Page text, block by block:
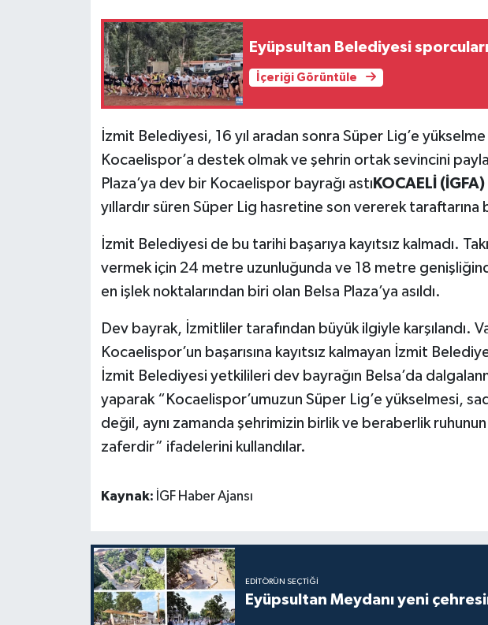
Eyüpsultan Belediyesi
İçeriği Görüntüle
İzmit Belediyesi, 16 yıl aradan sonra Süper Lig’e
Kocaelispor’a destek olmak ve şehrin ortak sevincini
Plaza’ya dev bir Kocaelispor bayrağı astı KOCAELİ (İGFA)
yıllardır süren Süper Lig hasretine son vererek taraftarına
İzmit Belediyesi de bu tarihi başarıya kayıtsız kalmadı.
vermek için 24 metre uzunluğunda ve 18 metre
en işlek noktalarından biri olan Belsa Plaza’ya asıldı.
Dev bayrak, İzmitliler tarafından büyük ilgiyle karşılandı.
Kocaelispor’un başarısına kayıtsız kalmayan İzmit
İzmit Belediyesi yetkilileri dev bayrağın Belsa’da
yaparak “Kocaelispor’umuzun Süper Lig’e yükselmesi,
değil, aynı zamanda şehrimizin birlik ve beraberlik
zaferdir” ifadelerini kullandılar.
Kaynak: İGF Haber Ajansı
EDITÖRÜN SEÇTIĞI
Eyüpsultan Meydanı yeni